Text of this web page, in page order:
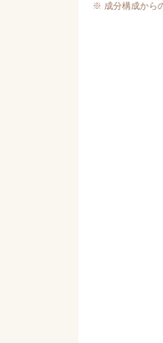
※ 成分構成から